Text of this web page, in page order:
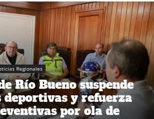
Regionales
Río Bueno suspende
deportivas y refuerza
por ola de